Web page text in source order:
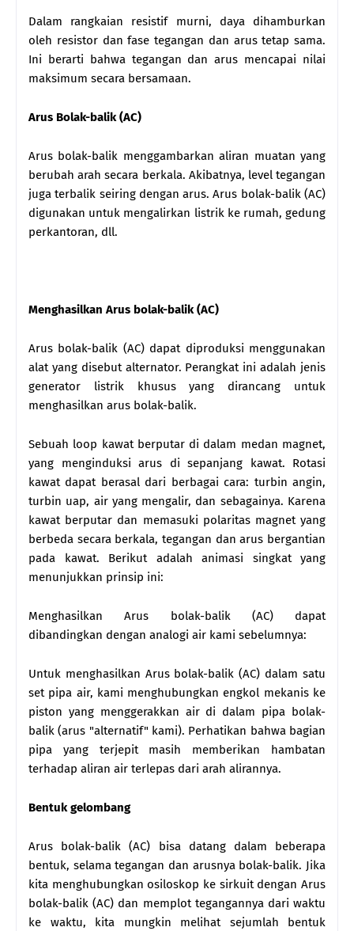
Dalam rangkaian resistif murni, daya dihamburkan
oleh resistor dan fase tegangan dan arus tetap sama.
Ini berarti bahwa tegangan dan arus mencapai nilai
maksimum secara bersamaan.
Arus Bolak-balik (AC)
Arus bolak-balik menggambarkan aliran muatan yang
berubah arah secara berkala. Akibatnya, level tegangan
juga terbalik seiring dengan arus. Arus bolak-balik (AC)
digunakan untuk mengalirkan listrik ke rumah, gedung
perkantoran, dll.
Menghasilkan Arus bolak-balik (AC)
Arus bolak-balik (AC) dapat diproduksi menggunakan
alat yang disebut alternator. Perangkat ini adalah jenis
generator listrik khusus yang dirancang untuk
menghasilkan arus bolak-balik.
Sebuah loop kawat berputar di dalam medan magnet,
yang menginduksi arus di sepanjang kawat. Rotasi
kawat dapat berasal dari berbagai cara: turbin angin,
turbin uap, air yang mengalir, dan sebagainya. Karena
kawat berputar dan memasuki polaritas magnet yang
berbeda secara berkala, tegangan dan arus bergantian
pada kawat. Berikut adalah animasi singkat yang
menunjukkan prinsip ini:
Menghasilkan Arus bolak-balik (AC) dapat
dibandingkan dengan analogi air kami sebelumnya:
Untuk menghasilkan Arus bolak-balik (AC) dalam satu
set pipa air, kami menghubungkan engkol mekanis ke
piston yang menggerakkan air di dalam pipa bolak-
balik (arus "alternatif" kami). Perhatikan bahwa bagian
pipa yang terjepit masih memberikan hambatan
terhadap aliran air terlepas dari arah alirannya.
Bentuk gelombang
Arus bolak-balik (AC) bisa datang dalam beberapa
bentuk, selama tegangan dan arusnya bolak-balik. Jika
kita menghubungkan osiloskop ke sirkuit dengan Arus
bolak-balik (AC) dan memplot tegangannya dari waktu
ke waktu, kita mungkin melihat sejumlah bentuk